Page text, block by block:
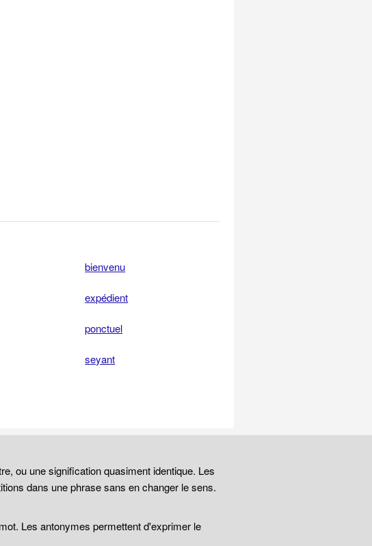
bienvenu
expédient
ponctuel
seyant
ou une signification quasiment identique. Les
dans une phrase sans en changer le sens.
Les antonymes permettent d'exprimer le